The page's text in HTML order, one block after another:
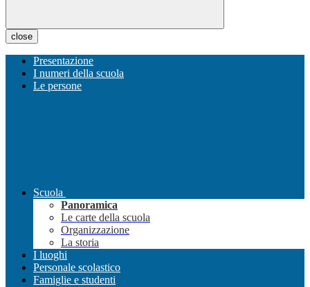
close
Presentazione
I numeri della scuola
Le persone
Scuola
Panoramica
Le carte della scuola
Organizzazione
La storia
I luoghi
Personale scolastico
Famiglie e studenti